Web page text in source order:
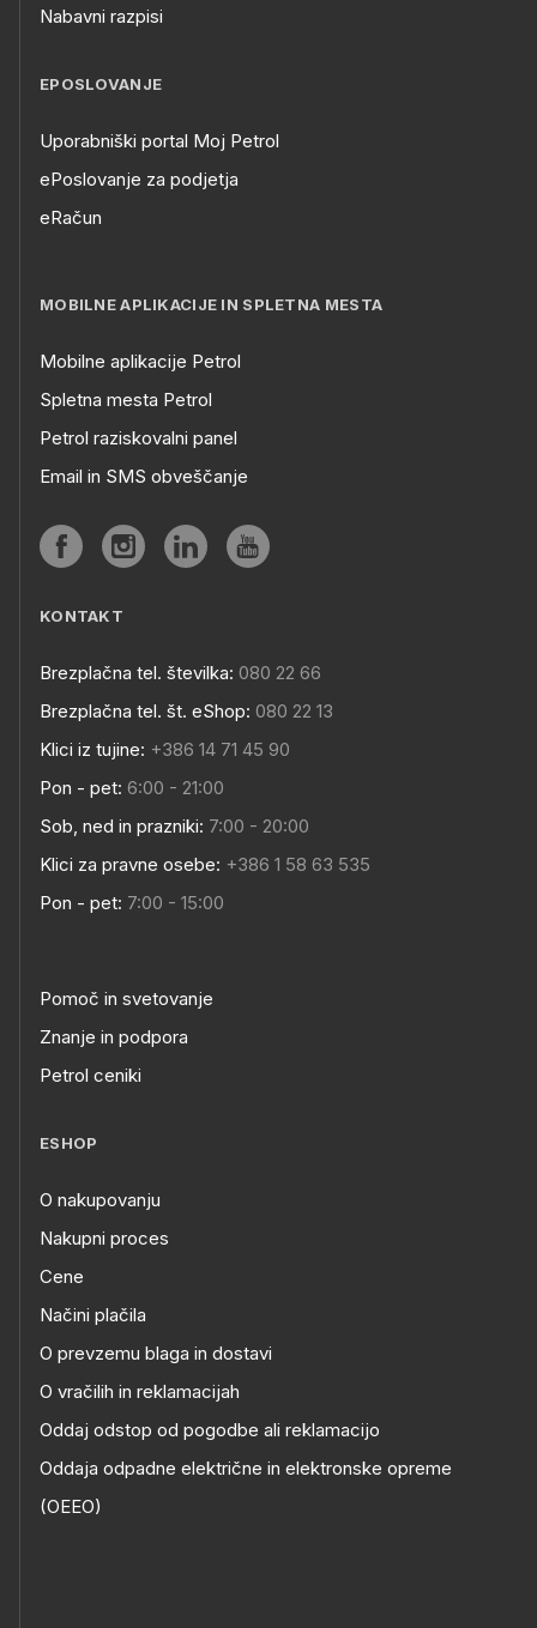
Nabavni razpisi
EPOSLOVANJE
Uporabniški portal Moj Petrol
ePoslovanje za podjetja
eRačun
MOBILNE APLIKACIJE IN SPLETNA MESTA
Mobilne aplikacije Petrol
Spletna mesta Petrol
Petrol raziskovalni panel
Email in SMS obveščanje
KONTAKT
Brezplačna tel. številka: 080 22 66
Brezplačna tel. št. eShop: 080 22 13
Klici iz tujine: +386 14 71 45 90
Pon - pet: 6:00 - 21:00
Sob, ned in prazniki: 7:00 - 20:00
Klici za pravne osebe: +386 1 58 63 535
Pon - pet: 7:00 - 15:00
Pomoč in svetovanje
Znanje in podpora
Petrol ceniki
ESHOP
O nakupovanju
Nakupni proces
Cene
Načini plačila
O prevzemu blaga in dostavi
O vračilih in reklamacijah
Oddaj odstop od pogodbe ali reklamacijo
Oddaja odpadne električne in elektronske opreme
(OEEO)